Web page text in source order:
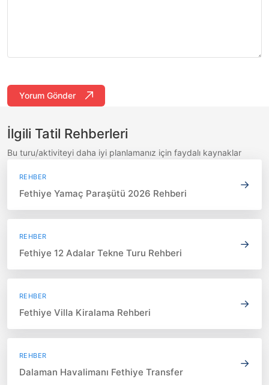
Yorum Gönder
İlgili Tatil Rehberleri
Bu turu/aktiviteyi daha iyi planlamanız için faydalı kaynaklar
REHBER
Fethiye Yamaç Paraşütü 2026 Rehberi
→
REHBER
Fethiye 12 Adalar Tekne Turu Rehberi
→
REHBER
Fethiye Villa Kiralama Rehberi
→
REHBER
Dalaman Havalimanı Fethiye Transfer
→